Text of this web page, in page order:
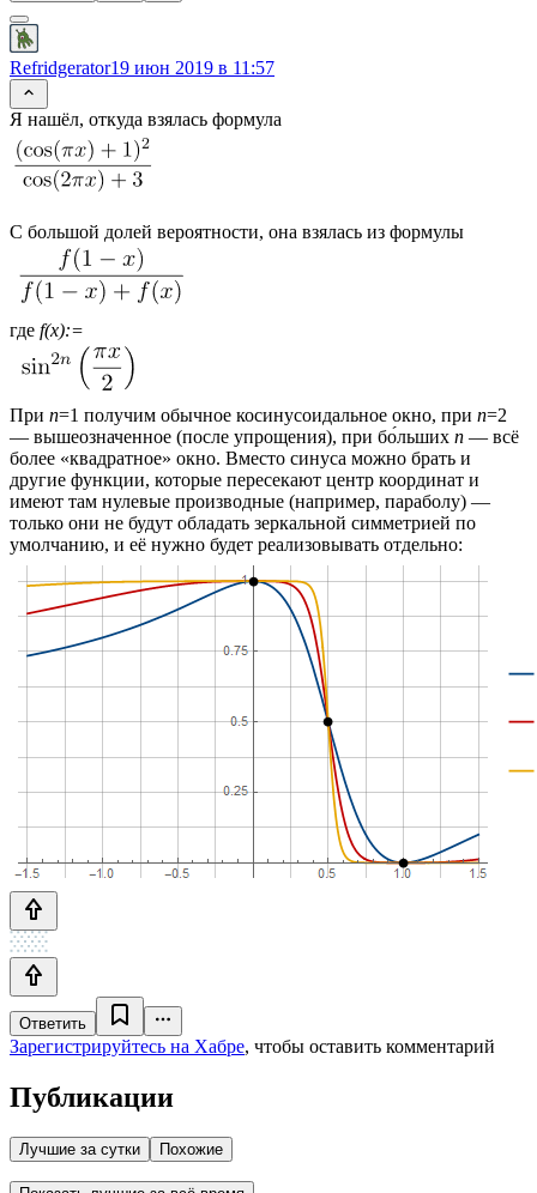
Refridgerator19 июн 2019 в 11:57
Я нашёл, откуда взялась формула
С большой долей вероятности, она взялась из формулы
где f(x):=
При n=1 получим обычное косинусоидальное окно, при n=2
— вышеозначенное (после упрощения), при бо́льших n — всё
более «квадратное» окно. Вместо синуса можно брать и
другие функции, которые пересекают центр координат и
имеют там нулевые производные (например, параболу) —
только они не будут обладать зеркальной симметрией по
умолчанию, и её нужно будет реализовывать отдельно:
Ответить
Зарегистрируйтесь на Хабре, чтобы оставить комментарий
Публикации
Лучшие за сутки Похожие